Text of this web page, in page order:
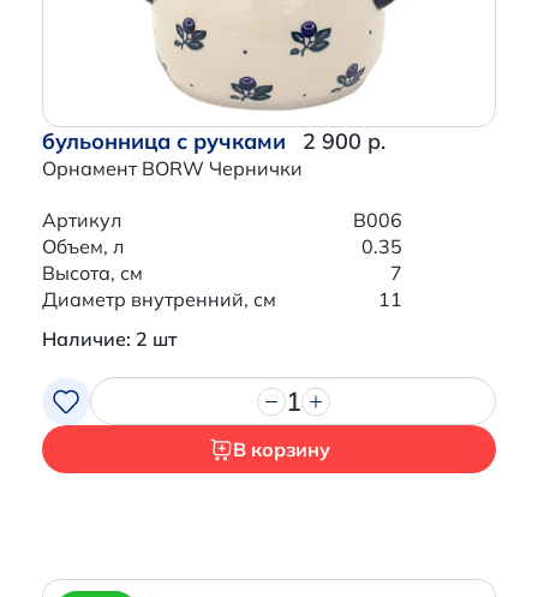
бульонница с ручками
Орнамент BORW Чернички
2 900 р.
Артикул
B006
Объем, л
0.35
Высота, см
7
Диаметр внутренний, см
11
Наличие: 2 шт
1
В корзину